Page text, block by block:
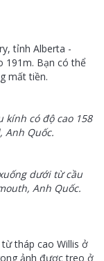
tỉnh Alberta -
191m. Bạn có thể
mất tiền.
có độ cao 158
Anh Quốc.
dưới từ cầu
Anh Quốc.
tháp cao Willis ở
ảnh được treo ở